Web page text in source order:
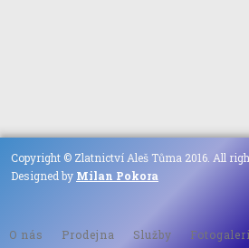
Copyright © Zlatnictví Aleš Tůma 2016. All
Designed by Milan Pokora
O nás Prodejna Služby